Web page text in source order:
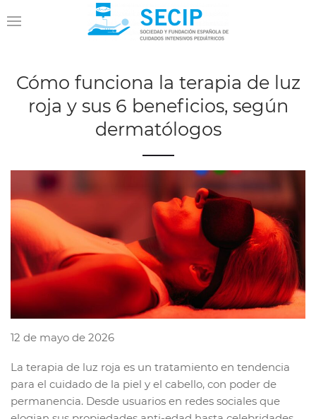
Cómo funciona la terapia de luz
roja y sus 6 beneficios, según
dermatólogos
12 de mayo de 2026
La terapia de luz roja es un tratamiento en tendencia
para el cuidado de la piel y el cabello, con poder de
permanencia. Desde usuarios en redes sociales que